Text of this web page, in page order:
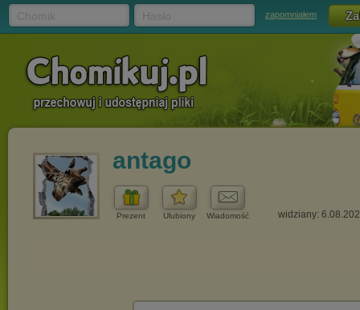
zapomniałem
antago
Prezent Ulubiony Wiadomość widziany: